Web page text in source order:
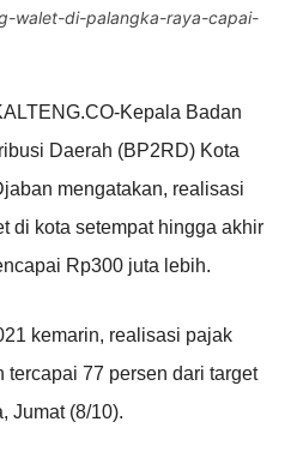
walet-di-palangka-raya-capai-
Kepala Badan
Daerah (BP2RD) Kota
mengatakan, realisasi
di kota setempat hingga akhir
Rp300 juta lebih.
kemarin, realisasi pajak
tercapai 77 persen dari target
, Jumat (8/10).